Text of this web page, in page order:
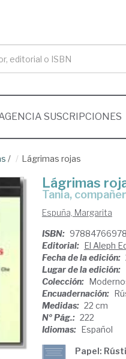
SUSCRIPCIONES
/ Lágrimas rojas
Lágrimas
Tania,
Espuña, Margarita
ISBN:
Editorial: El Aleph
Fecha de la edición:
Lugar de la edición:
Colección:
Encuadernación:
Medidas: 22 cm
Nº Pág.: 222
Idiomas: Español
Papel: